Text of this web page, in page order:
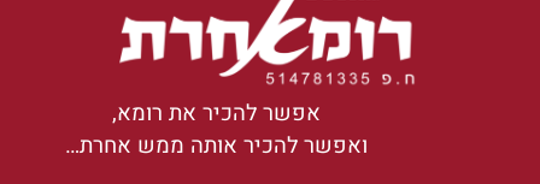
אפשר להכיר את רומא,
ואפשר להכיר אותה ממש אחרת…